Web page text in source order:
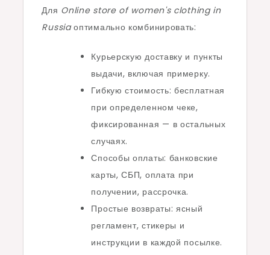
Для Online store of women's clothing in
Russiaоптимально комбинировать:
Курьерскую доставку и пункты
выдачи, включая примерку.
Гибкую стоимость: бесплатная
при определенном чеке,
фиксированная — в остальных
случаях.
Способы оплаты: банковские
карты, СБП, оплата при
получении, рассрочка.
Простые возвраты: ясный
регламент, стикеры и
инструкции в каждой посылке.